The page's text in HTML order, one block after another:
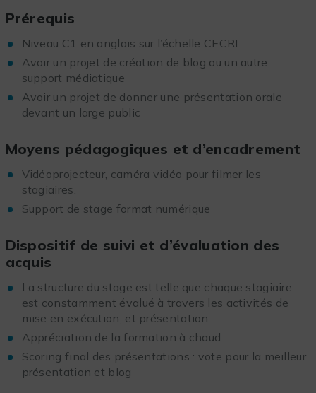
Prérequis
Niveau C1 en anglais sur l’échelle CECRL
Avoir un projet de création de blog ou un autre
support médiatique
Avoir un projet de donner une présentation orale
devant un large public
Moyens pédagogiques et d’encadrement
Vidéoprojecteur, caméra vidéo pour filmer les
stagiaires.
Support de stage format numérique
Dispositif de suivi et d’évaluation des
acquis
La structure du stage est telle que chaque stagiaire
est constamment évalué à travers les activités de
mise en exécution, et présentation
Appréciation de la formation à chaud
Scoring final des présentations : vote pour la meilleur
présentation et blog